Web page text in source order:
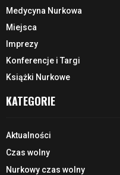
Medycyna Nurkowa
Miejsca
Imprezy
Konferencje i Targi
Książki Nurkowe
KATEGORIE
Aktualności
Czas wolny
Nurkowy czas wolny